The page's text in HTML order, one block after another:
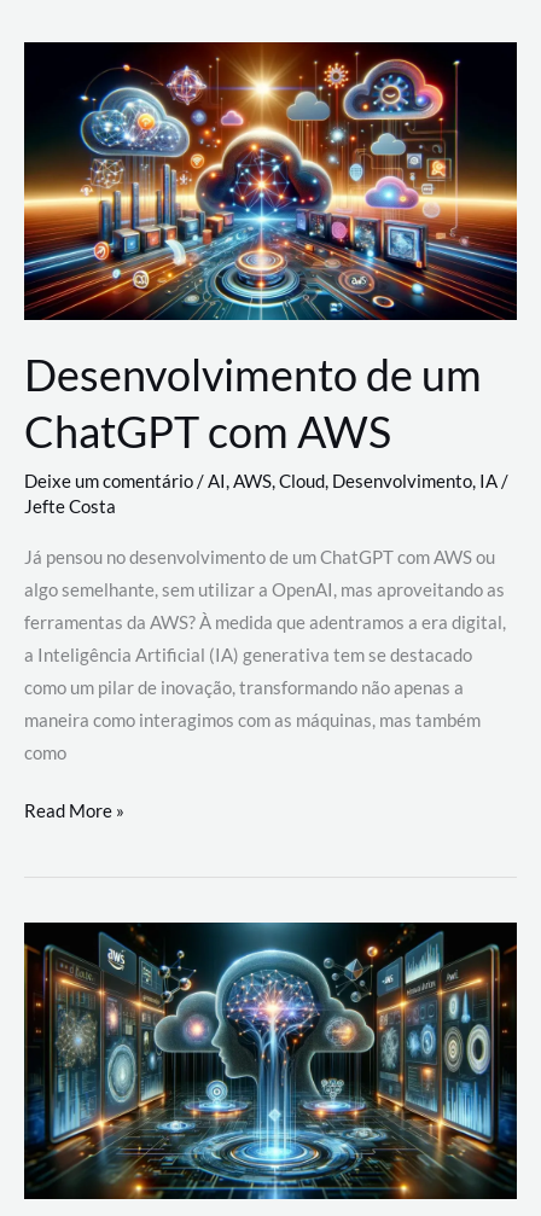
Nuvem:
Google
Cloud,
AWS
e
Azure
Desenvolvimento de um
ChatGPT com AWS
Deixe um comentário/AI,AWS,Cloud, Desenvolvimento, IA/
Jefte Costa
Já pensou no desenvolvimento de um ChatGPT com AWS ou
algo semelhante, sem utilizar a OpenAI, mas aproveitando as
ferramentas da AWS? À medida que adentramos a era digital,
a Inteligência Artificial (IA) generativa tem se destacado
como um pilar de inovação, transformando não apenas a
maneira como interagimos com as máquinas, mas também
como
Desenvolvimento
um
com
AWS
Read More »